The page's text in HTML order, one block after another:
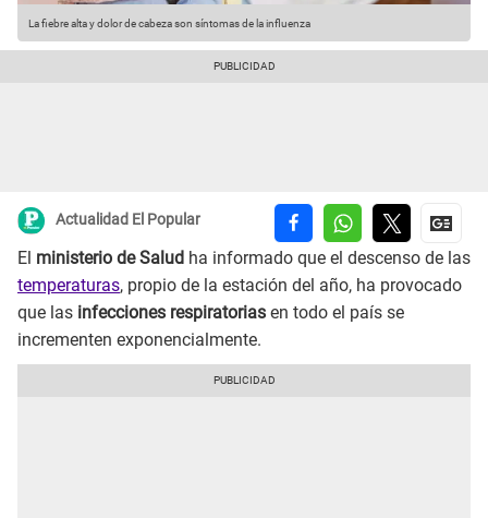
La fiebre alta y dolor de cabeza son síntomas de la influenza
Actualidad El Popular
El ministerio de Salud ha informado que el descenso de las
temperaturas, propio de la estación del año, ha provocado
que las infecciones respiratorias en todo el país se
incrementen exponencialmente.